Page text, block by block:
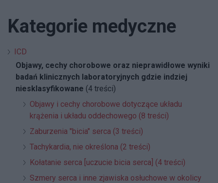
Kategorie medyczne
ICD
Objawy, cechy chorobowe oraz nieprawidłowe wyniki
badań klinicznych laboratoryjnych gdzie indziej
niesklasyfikowane (4 treści)
Objawy i cechy chorobowe dotyczące układu
krążenia i układu oddechowego (8 treści)
Zaburzenia "bicia" serca (3 treści)
Tachykardia, nie określona (2 treści)
Kołatanie serca [uczucie bicia serca] (4 treści)
Szmery serca i inne zjawiska osłuchowe w okolicy